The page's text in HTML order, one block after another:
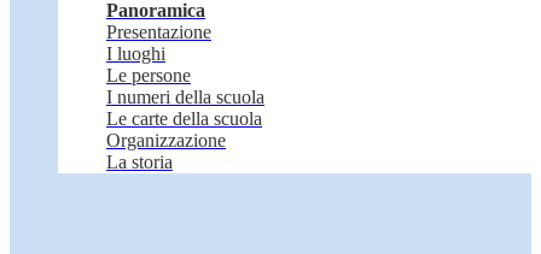
Panoramica
Presentazione
I luoghi
Le persone
I numeri della scuola
Le carte della scuola
Organizzazione
La storia